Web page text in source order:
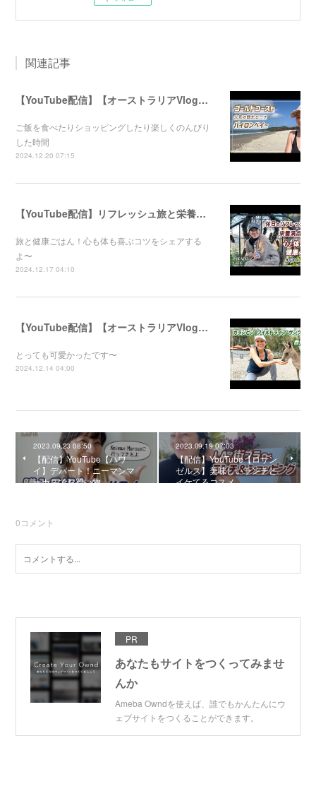
関連記事
【YouTube配信】【オーストラリアVlog】オシャレで人気のバイロンベイ〜
ご飯を食べたりショッピングしたり楽しくのんびり
した時間
2024.12.20 07:15
【YouTube配信】リフレッシュ旅と栄養満点ごはん！心と体が喜ぶ健康のコツ
旅と健康ごはん！心も体も喜ぶコツをシェアする
よ〜
2024.12.17 04:10
【YouTube配信】【オーストラリアVlog】自然公園で動物たちと触れ合ってきました〜
とっても可愛かったです〜
2024.12.14 04:00
2023.09.23 08:50
【配信】YouTube【ハワ
イ】デパート！ニーマンマ
ーカスでお買い物
2023.09.19 07:03
【配信】YouTube【ロサン
ゼルス】美味しいランチと
イケてるコスメ
0コメント
PR
あなたもサイトをつくってみませ
んか
Ameba Owndを使えば、誰でもかんたんにウ
ェブサイトをつくることができます。